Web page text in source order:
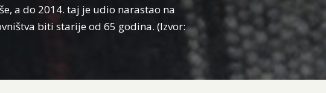
a do 2014. taj je udio narastao na
biti starije od 65 godina. (Izvor: